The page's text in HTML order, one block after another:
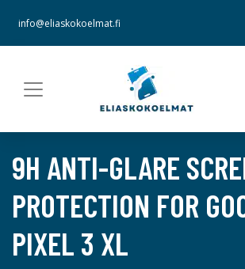
info@eliaskokoelmat.fi
9H ANTI-GLARE
PROTECTION FOR
PIXEL 3 XL